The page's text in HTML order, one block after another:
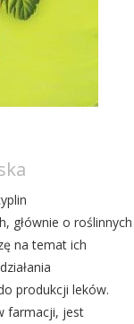
głównie o roślinnych
na temat ich
produkcji leków.
farmacji, jest